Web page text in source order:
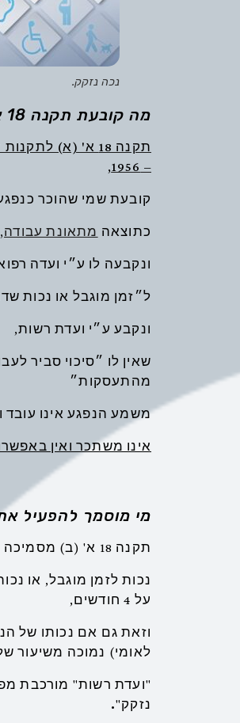
נכה נזקק.
מה קובעת תקנה 18 א' (א) לתקנות הביטוח הלאומי?
תקנה 18 א' (א)
– 1956,
קובעת שמי שהוכר
כתוצאה מתאונת עבודה,
ונקבעה לו ע״י ועדה
ל״זמן מוגבל או נכות
ונקבע ע״י ועדת רשות,
שאין לו ״סיכוי סביר
מהתעסקות״
משמע הנפגע אינו עובד
אינו משתכר ואין
מי מוסמך להפעיל את תק' 18 –
תקנה 18 א' (ב) מסמיכה את ועדת הרשות לקבוע מי לדעתה הינו נכה נזקק,
על 4 חודשים,
וזאת גם אם נכותו של
לאומי) נמוכה משיעור של
"ועדת רשות" מורכבת
נזקק".